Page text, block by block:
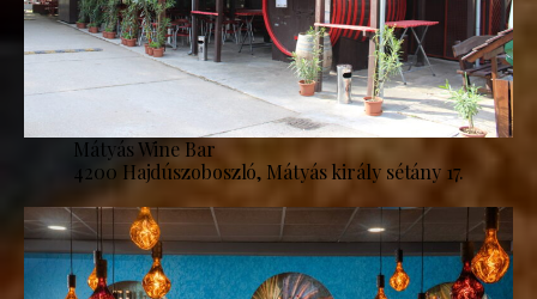
Mátyás Wine Bar
4200 Hajdúszoboszló, Mátyás király sétány 17.